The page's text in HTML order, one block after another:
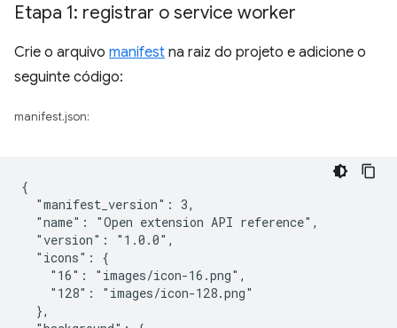
Etapa 1: registrar o service worker
Crie o arquivo manifest na raiz do projeto e adicione o
seguinte código:
manifest.json:
{
  "manifest_version": 3,
  "name": "Open extension API reference",
  "version": "1.0.0",
  "icons": {
    "16": "images/icon-16.png",
    "128": "images/icon-128.png"
  },